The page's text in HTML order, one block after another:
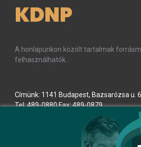
KDNP
A honlapunkon közölt tartalmak
felhasználhatók.
Címünk: 1141 Budapest, Bazsarózsa u.
Tel: 489-0880 Fax: 489-0879
hu